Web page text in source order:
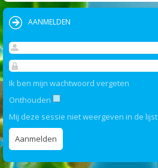
AANMELDEN
Ik ben mijn wachtwoord vergeten
Onthouden
Mij deze sessie niet weergeven in de